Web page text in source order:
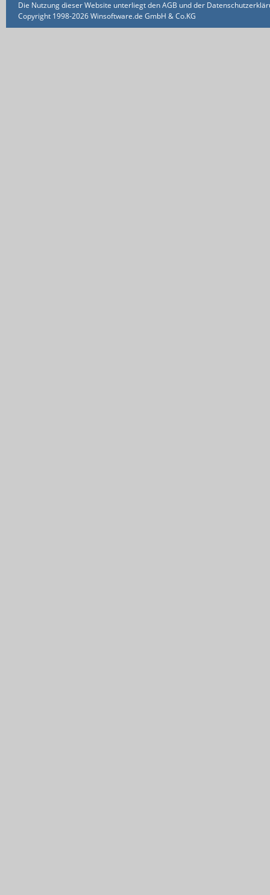
Die Nutzung dieser Website unterliegt den AGB und der
Copyright 1998-2026 Winsoftware.de GmbH & Co.KG